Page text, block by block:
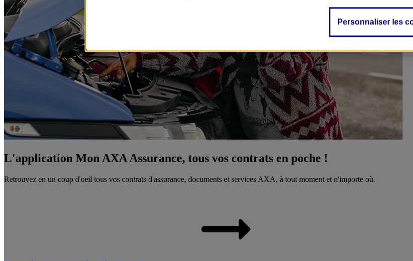
L'application Mon AXA Assurance, tous vos contrats en poche !
Retrouvez en un coup d'oeil tous vos contrats d'assurance, documents et services AXA, à tout moment et n'importe où.
Personnaliser les